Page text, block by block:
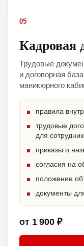
05
Кадровая
Трудовые
и договорная
маникюрного
правила
трудовые
для
приказы о
согласия на
положение об
документы
от 1 900 ₽